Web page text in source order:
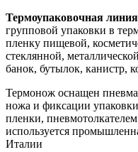
Термоупаковочная линия
групповой упаковки в
пленку пищевой,
стеклянной,
банок, бутылок, канистр,
Термонож оснащен
ножа и фиксации
пленки,
используется
Италии